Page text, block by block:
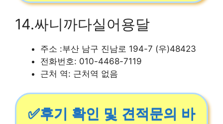
14.싸니까다실어용달
주소 :부산 남구 진남로 194-7 (우)48423
전화번호: 010-4468-7119
근처 역: 근처역 없음
✅후기 확인 및 견적문의 바